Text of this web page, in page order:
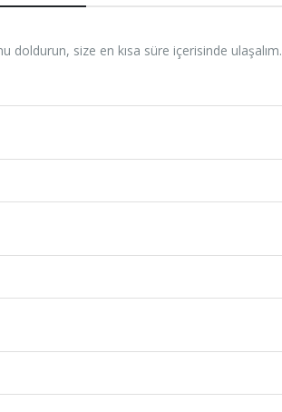
doldurun, size en kısa süre içerisinde ulaşalım.